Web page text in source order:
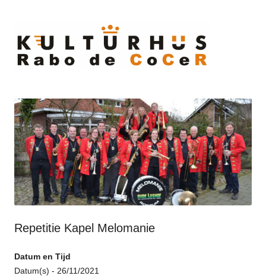
Repetitie Kapel Melomanie
Datum en Tijd
Datum(s) - 26/11/2021